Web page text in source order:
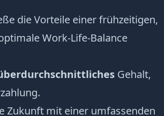
die Vorteile einer frühzeitigen,
Work-Life-Balance
Gehalt,
Zukunft mit einer umfassenden